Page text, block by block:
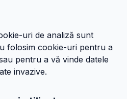
uri de analiză sunt
folosim cookie-uri pentru a
pentru a vă vinde datele
invazive.